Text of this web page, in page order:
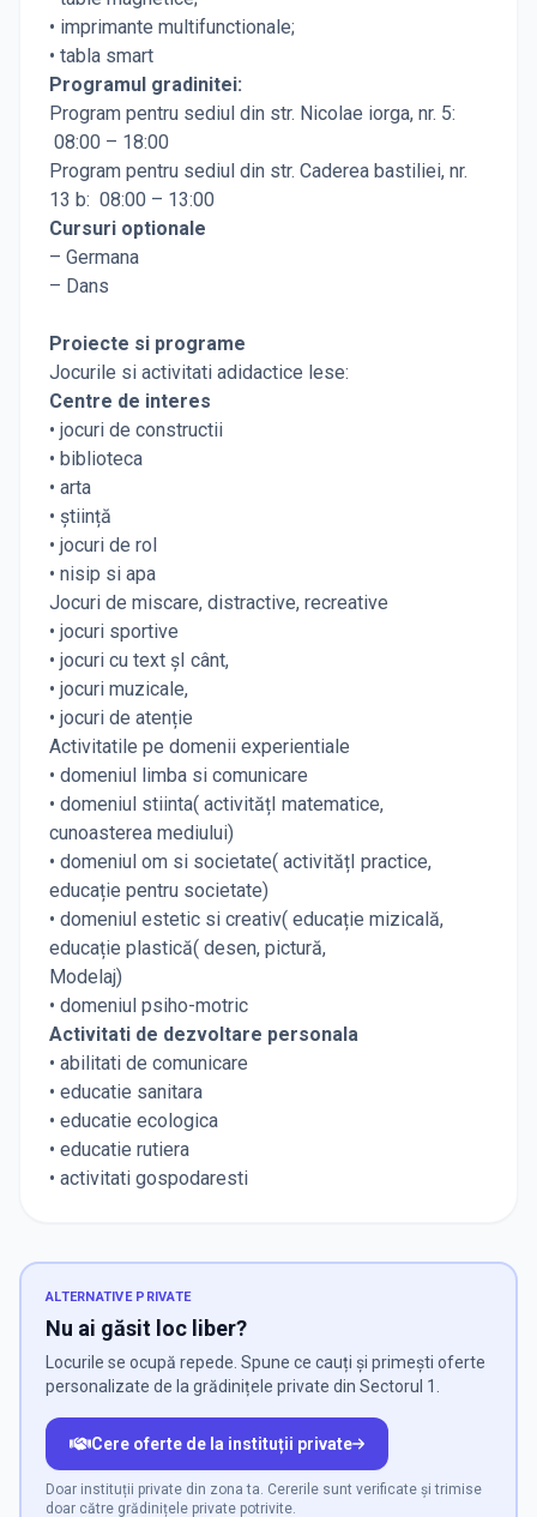
• imprimante multifunctionale;
• tabla smart
Programul gradinitei:
Program pentru sediul din str. Nicolae iorga, nr. 5:
08:00 – 18:00
Program pentru sediul din str. Caderea bastiliei, nr.
13 b: 08:00 – 13:00
Cursuri optionale
– Germana
– Dans
Proiecte si programe
Jocurile si activitati adidactice lese:
Centre de interes
• jocuri de constructii
• biblioteca
• arta
• știință
• jocuri de rol
• nisip si apa
Jocuri de miscare, distractive, recreative
• jocuri sportive
• jocuri cu text șI cânt,
• jocuri muzicale,
• jocuri de atenție
Activitatile pe domenii experientiale
• domeniul limba si comunicare
• domeniul stiinta( activitățI matematice,
cunoasterea mediului)
• domeniul om si societate( activitățI practice,
educație pentru societate)
• domeniul estetic si creativ( educație mizicală,
educație plastică( desen, pictură,
Modelaj)
• domeniul psiho-motric
Activitati de dezvoltare personala
• abilitati de comunicare
• educatie sanitara
• educatie ecologica
• educatie rutiera
• activitati gospodaresti
ALTERNATIVE PRIVATE
Nu ai găsit loc liber?
Locurile se ocupă repede. Spune ce cauți și primești oferte
personalizate de la grădinițele private din Sectorul 1.
Cere oferte de la instituții private
Doar instituții private din zona ta. Cererile sunt verificate și trimise
doar către grădinițele private potrivite.